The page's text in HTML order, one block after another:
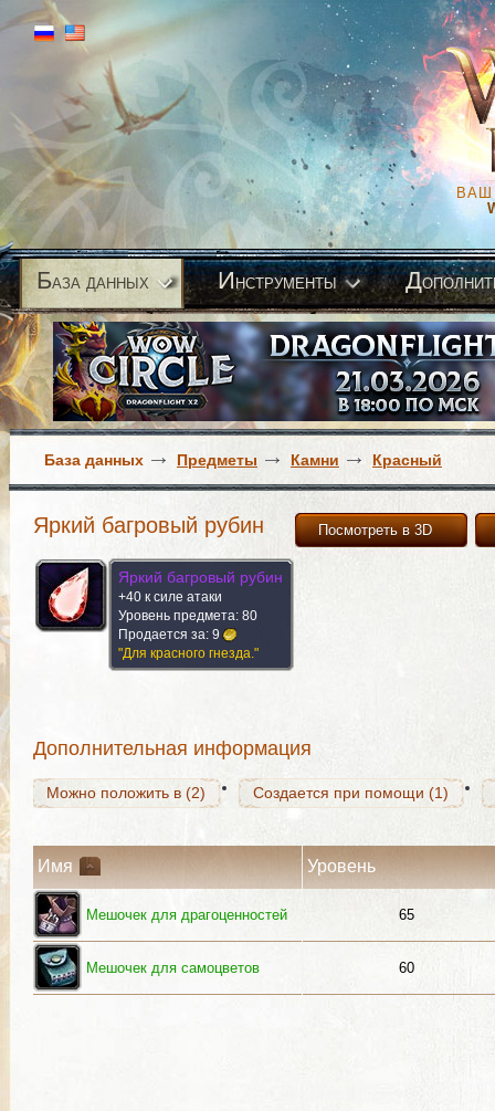
ВАШ
База данных Инструменты Д
База данных Предметы Камни Красный
Посмотреть в 3D
Яркий багровый рубин
Яркий багровый рубин
+40 к силе атаки
Уровень предмета: 80
Продается за: 9
"Для красного гнезда."
Дополнительная информация
Можно положить в (2) Создается при помощи (1)
Можно положить в (2) Создается при помощи (1)
Имя Уровень
Мешочек для драгоценностей 65
Мешочек для самоцветов 60